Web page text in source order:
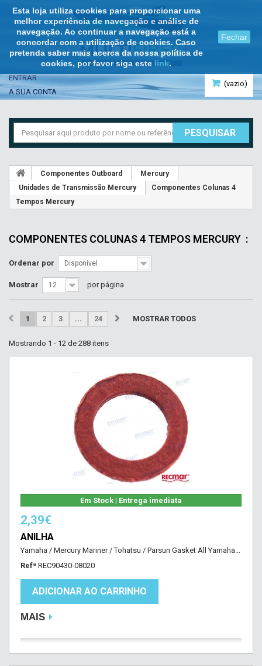
Esta loja utiliza cookies para proporcionar uma
melhor experiência de navegação e análise de
navegação. Ao continuar a navegação está a
concordar com a utilização de cookies. Caso
pretenda saber mais acerca da nossa política de
cookies, por favor siga este link.
Fechar
(vazio)
ENTRAR
A SUA CONTA
PESQUISAR
Componentes Outboard
Mercury
Unidades de Transmissão Mercury
Componentes Colunas 4
Tempos Mercury
COMPONENTES COLUNAS 4 TEMPOS MERCURY :
Ordenar por Disponível
Mostrar 12 por página
MOSTRAR TODOS
1 2 3 ... 24
Mostrando 1 - 12 de 288 itens
Em Stock | Entrega imediata
2,39€
ANILHA
Yamaha / Mercury Mariner / Tohatsu / Parsun Gasket All Yamaha...
Refª REC90430-08020
ADICIONAR AO CARRINHO
MAIS